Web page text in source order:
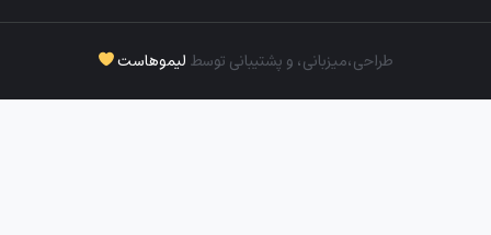
طراحی،‌میزبانی، و پشتیبانی توسطلیموهاست